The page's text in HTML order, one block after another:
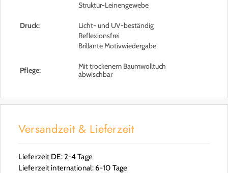
Struktur-Leinengewebe
Druck:
Licht- und UV-beständig
Reflexionsfrei
Brillante Motivwiedergabe
Pflege:
Mit trockenem Baumwolltuch
abwischbar
Versandzeit & Lieferzeit
Lieferzeit DE: 2-4 Tage
Lieferzeit international: 6-10 Tage